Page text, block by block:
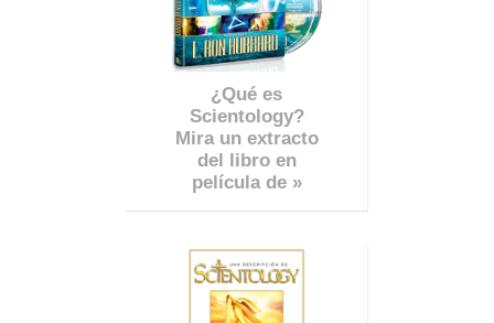
¿Qué es
Scientology?
Mira un extracto
del libro en
película de »